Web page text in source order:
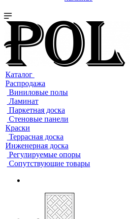
Каталог
Распродажа
Виниловые полы
Ламинат
Паркетная доска
Стеновые панели
Краски
Террасная доска
Инженерная доска
Регулируемые опоры
Сопутствующие товары